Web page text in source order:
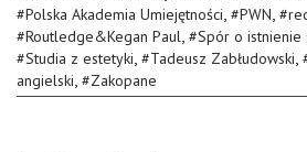
#Polska Akademia Umiejętności, #PWN, #
#Routledge&Kegan Paul, #Spór o istnienie
#Studia z estetyki, #Tadeusz Zabłudowski,
angielski, #Zakopane